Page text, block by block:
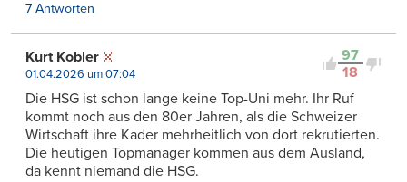
7 Antworten
97
18
Kurt Kobler
01.04.2026 um 07:04
Die HSG ist schon lange keine Top-Uni mehr. Ihr Ruf
kommt noch aus den 80er Jahren, als die Schweizer
Wirtschaft ihre Kader mehrheitlich von dort rekrutierten.
Die heutigen Topmanager kommen aus dem Ausland,
da kennt niemand die HSG.